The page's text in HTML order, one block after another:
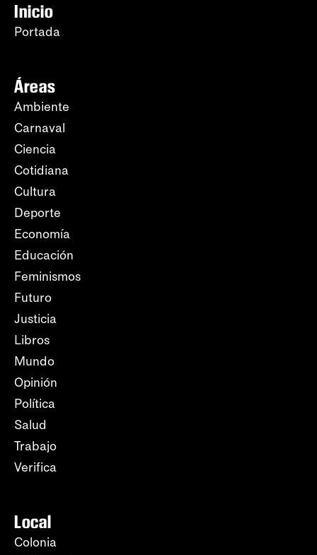
Inicio
Portada
Áreas
Ambiente
Carnaval
Ciencia
Cotidiana
Cultura
Deporte
Economía
Educación
Feminismos
Futuro
Justicia
Libros
Mundo
Opinión
Política
Salud
Trabajo
Verifica
Local
Colonia